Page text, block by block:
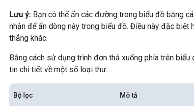
Lưu ý: Bạn có thể ẩn các đường trong biểu đồ bằng
nhận để ẩn dòng này trong biểu đồ. Điều này đặc
thẳng khác.
Bằng cách sử dụng trình đơn thả xuống phía trên
tin chi tiết về một số loại thư:
Bộ lọc Mô tả